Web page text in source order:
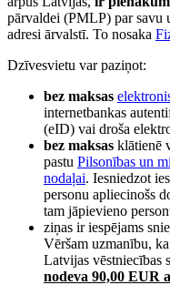
pārvaldei (PMLP) par savu
adresi ārvalstī. To nosaka
Dzīvesvietu var paziņot:
bez maksas
internetbankas
(eID) vai droša
bez maksas klātienē
pastu Pilsonības un
nodaļai. Iesniedzot
personu apliecinošs
tam jāpievieno
ziņas ir iespējams
Vēršam uzmanību,
Latvijas vēstniecības
nodeva 90,00 EUR